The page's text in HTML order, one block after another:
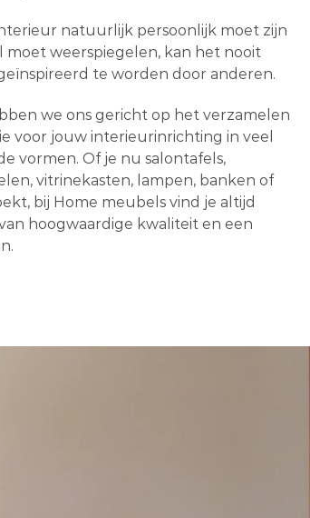
natuurlijk persoonlijk moet zijn
moet weerspiegelen, kan het nooit
te worden door anderen.
we ons gericht op het verzamelen
voor jouw interieurinrichting in veel
vormen. Of je nu salontafels,
vitrinekasten, lampen, banken of
bij Home meubels vind je altijd
hoogwaardige kwaliteit en een